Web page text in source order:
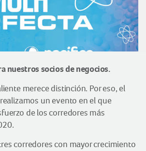
nuestros socios de negocios.
merece distinción. Por eso, el
un evento en el que
de los corredores más
corredores con mayor crecimiento